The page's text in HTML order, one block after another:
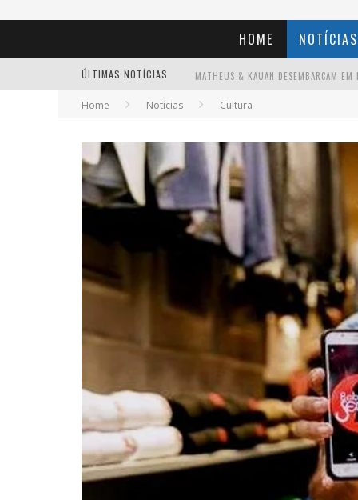
HOME NOTÍCIAS
ÚLTIMAS NOTÍCIAS
APÓS SAIR DA KONDZILLA, DJ DANNY
Home Notícias Cultura